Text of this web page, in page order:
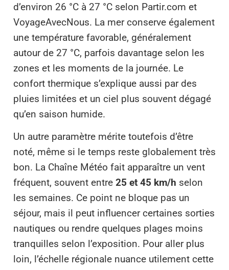
d’environ 26 °C à 27 °C selon Partir.com et
VoyageAvecNous. La mer conserve également
une température favorable, généralement
autour de 27 °C, parfois davantage selon les
zones et les moments de la journée. Le
confort thermique s’explique aussi par des
pluies limitées et un ciel plus souvent dégagé
qu’en saison humide.
Un autre paramètre mérite toutefois d’être
noté, même si le temps reste globalement très
bon. La Chaîne Météo fait apparaître un vent
fréquent, souvent entre 25 et 45 km/h selon
les semaines. Ce point ne bloque pas un
séjour, mais il peut influencer certaines sorties
nautiques ou rendre quelques plages moins
tranquilles selon l’exposition. Pour aller plus
loin, l’échelle régionale nuance utilement cette